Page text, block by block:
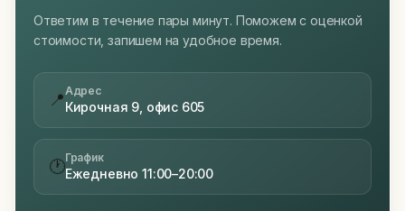
Ответим в течение пары минут. Поможем с оценкой
стоимости, запишем на удобное время.
📍Адрес
Кирочная 9, офис 605
🕐График
Ежедневно 11:00–20:00